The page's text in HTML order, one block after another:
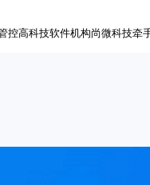
控高科技软件机构尚微科技牵